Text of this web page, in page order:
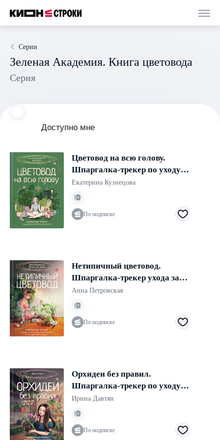
Серии
Зеленая Академия. Книга цветовода
Серия
Доступно мне
Цветовод на всю голову.
Шпаргалка-трекер по уходу за
комнатными растениями
Екатерина Кузнецова
По подписке
Нетипичный цветовод.
Шпаргалка-трекер ухода за
комнатными растениями в
альтернативном грунте
Анна Петровская
По подписке
Орхидеи без правил.
Шпаргалка-трекер по уходу за
самыми красивыми и
капризными цветами
Ирина Давтян
По подписке